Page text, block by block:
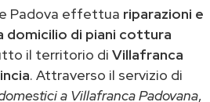
Padova effettua riparazioni e
domicilio di piani cottura
il territorio di Villafranca
. Attraverso il servizio di
a Villafranca Padovana,